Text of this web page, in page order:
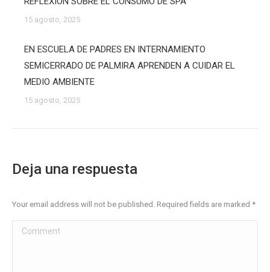
15 agosto, 2025
EN ESCUELA DE PADRES EN INTERNAMIENTO
SEMICERRADO DE PALMIRA APRENDEN A CUIDAR EL
MEDIO AMBIENTE
15 agosto, 2025
Deja una respuesta
Your email address will not be published. Required fields are marked *
Comment